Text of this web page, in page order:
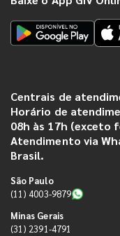
Centrais de
Horário de
08h às 17h (exceto
Atendimento via
Brasil.
São Paulo
(11) 4003-9879
Minas Gerais
(31) 2391-4791